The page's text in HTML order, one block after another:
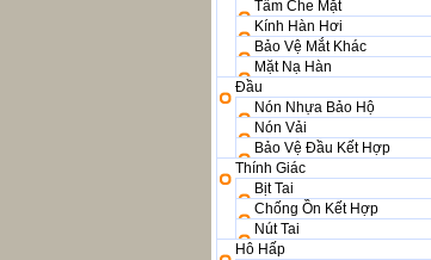
Tấm Che Mặt
Kính Hàn Hơi
Bảo Vệ Mắt Khác
Mặt Nạ Hàn
Đầu
Nón Nhựa Bảo Hộ
Nón Vải
Bảo Vệ Đầu Kết Hợp
Thính Giác
Bịt Tai
Chống Ồn Kết Hợp
Nút Tai
Hô Hấp